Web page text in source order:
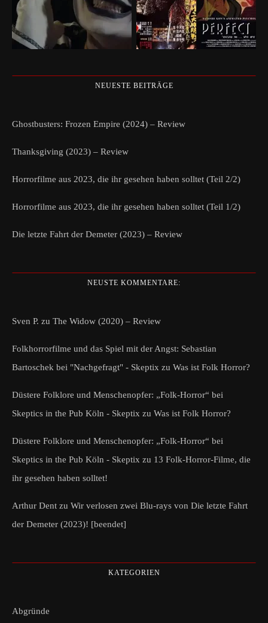
NEUESTE BEITRÄGE
Ghostbusters: Frozen Empire (2024) – Review
Thanksgiving (2023) – Review
Horrorfilme aus 2023, die ihr gesehen haben solltet (Teil 2/2)
Horrorfilme aus 2023, die ihr gesehen haben solltet (Teil 1/2)
Die letzte Fahrt der Demeter (2023) – Review
NEUSTE KOMMENTARE:
Sven P. zu The Widow (2020) – Review
Folkhorrorfilme und das Spiel mit der Angst: Sebastian
Bartoschek bei "Nachgefragt" - Skeptix zu Was ist Folk Horror?
Düstere Folklore und Menschenopfer: „Folk-Horror“ bei
Skeptics in the Pub Köln - Skeptix zu Was ist Folk Horror?
Düstere Folklore und Menschenopfer: „Folk-Horror“ bei
Skeptics in the Pub Köln - Skeptix zu 13 Folk-Horror-Filme, die
ihr gesehen haben solltet!
Arthur Dent zu Wir verlosen zwei Blu-rays von Die letzte Fahrt
der Demeter (2023)! [beendet]
KATEGORIEN
Abgründe